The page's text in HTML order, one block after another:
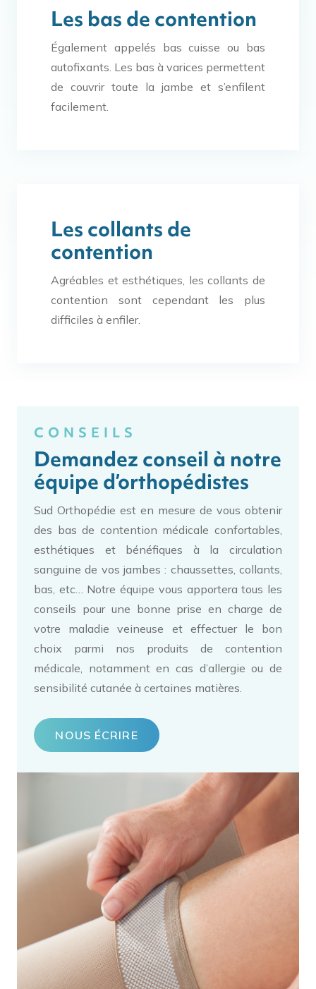
Les bas de contention
Également appelés bas cuisse ou bas
autofixants. Les bas à varices permettent
de couvrir toute la jambe et s’enfilent
facilement.
Les collants de
contention
Agréables et esthétiques, les collants de
contention sont cependant les plus
difficiles à enfiler.
CONSEILS
Demandez conseil à notre
équipe d’orthopédistes
Sud Orthopédie est en mesure de vous obtenir
des bas de contention médicale confortables,
esthétiques et bénéfiques à la circulation
sanguine de vos jambes : chaussettes, collants,
bas, etc… Notre équipe vous apportera tous les
conseils pour une bonne prise en charge de
votre maladie veineuse et effectuer le bon
choix parmi nos produits de contention
médicale, notamment en cas d’allergie ou de
sensibilité cutanée à certaines matières.
NOUS ÉCRIRE